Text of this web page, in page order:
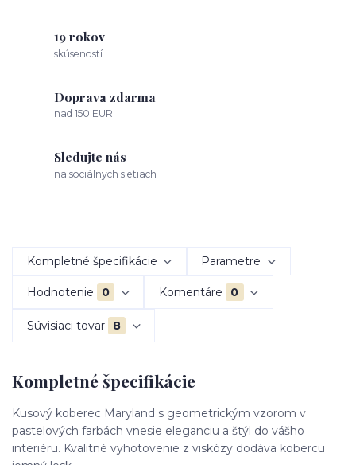
19 rokov
skúseností
Doprava zdarma
nad 150 EUR
Sledujte nás
na sociálnych sietiach
Kompletné špecifikácie Parametre
Hodnotenie 0 Komentáre 0
Súvisiaci tovar 8
Kompletné špecifikácie
Kusový koberec Maryland s geometrickým vzorom v
pastelových farbách vnesie eleganciu a štýl do vášho
interiéru. Kvalitné vyhotovenie z viskózy dodáva kobercu